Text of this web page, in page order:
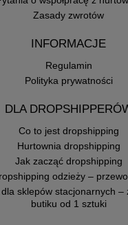
Zasady zwrotów
INFORMACJE
Regulamin
Polityka prywatności
DLA
Co to jest dropshipping
Hurtownia dropshipping
Jak zacząć dropshipping
odzieży –
sklepów stacjonarnych –
butiku od 1 sztuki